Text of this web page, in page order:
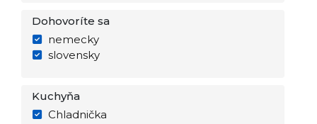
Dohovoríte sa
nemecky
slovensky
Kuchyňa
Chladnička